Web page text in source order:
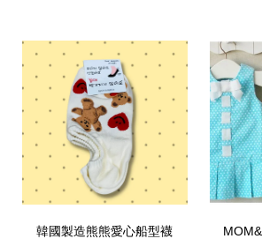
韓國製造熊熊愛心船型襪